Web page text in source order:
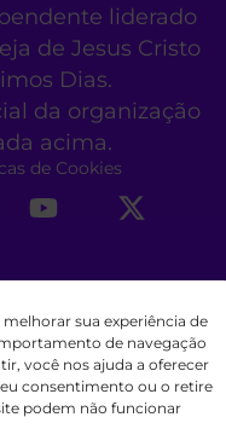
sua experiência de
de navegação
você nos ajuda a oferecer
consentimento ou o retire
podem não funcionar
liderado
de Jesus Cristo
Dias.
da organização
acima.
de Cookies